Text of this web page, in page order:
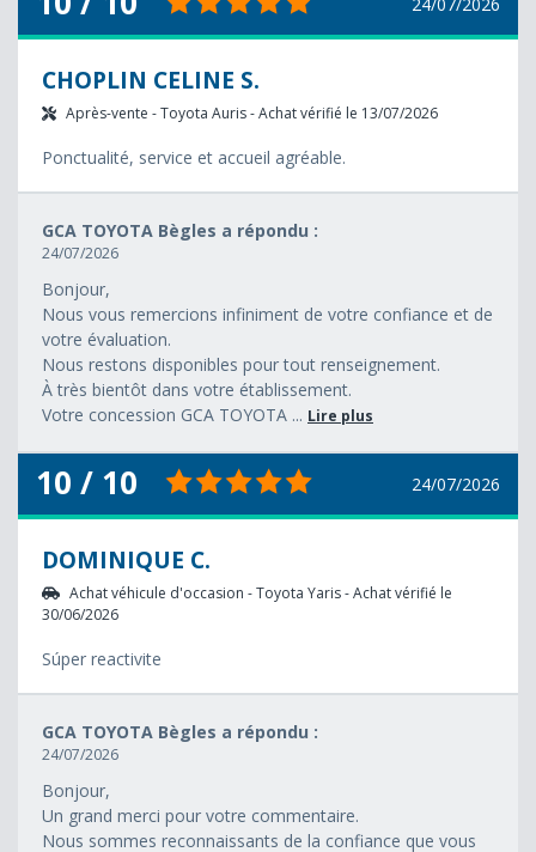
CHOPLIN CELINE S.
Après-vente - Toyota Auris - Achat vérifié le 13/07/2026
Ponctualité, service et accueil agréable.
GCA TOYOTA Bègles a répondu :
24/07/2026
Bonjour,
Nous vous remercions infiniment de votre confiance et de
votre évaluation.
Nous restons disponibles pour tout renseignement.
À très bientôt dans votre établissement.
Votre concession GCA TOYOTA ... Lire plus
10 / 10 24/07/2026
DOMINIQUE C.
Achat véhicule d'occasion - Toyota Yaris - Achat vérifié le
30/06/2026
Súper reactivite
GCA TOYOTA Bègles a répondu :
24/07/2026
Bonjour,
Un grand merci pour votre commentaire.
Nous sommes reconnaissants de la confiance que vous